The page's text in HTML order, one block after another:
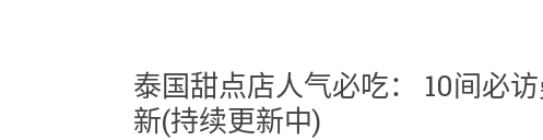
泰国甜点店人气必吃： 10间必
新(持续更新中)